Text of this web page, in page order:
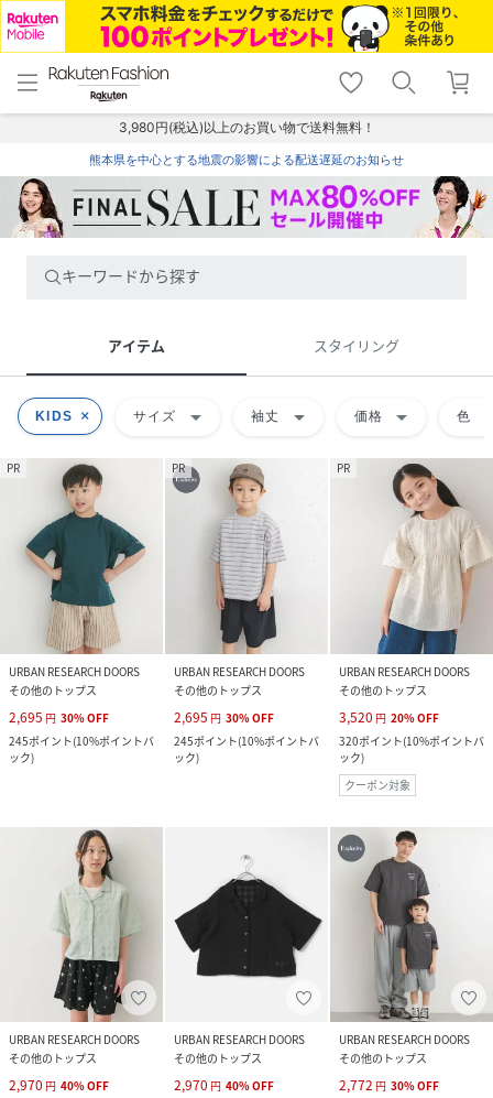
menu home
トップ
shopping_cart lock_outline
ログイン
3,980円(税込)以上のお買い物で送料無料！
熊本県を中心とする地震の影響による配送遅延のお知らせ
キーワードから探す
アイテム スタイリング
KIDS サイズ arrow_drop_down 袖丈 arrow_drop_down 価格 arrow_drop_down 色
PR
URBAN RESEARCH DOORS
その他のトップス
2,695 円 30%OFF
245ポイント(10%ポイントバ
ック)
PR
URBAN RESEARCH DOORS
その他のトップス
2,695 円 30%OFF
245ポイント(10%ポイントバ
ック)
PR
URBAN RESEARCH DOORS
その他のトップス
3,520 円 20%OFF
320ポイント(10%ポイントバ
ック)
クーポン対象
URBAN RESEARCH DOORS
その他のトップス
2,970 円 40%OFF
URBAN RESEARCH DOORS
その他のトップス
2,970 円 40%OFF
URBAN RESEARCH DOORS
その他のトップス
2,772 円 30%OFF